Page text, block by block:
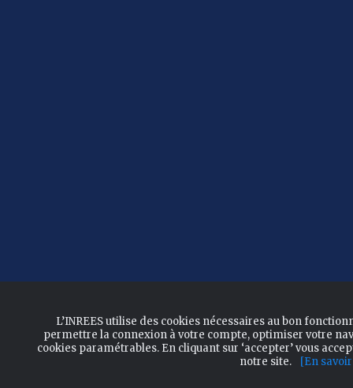
L’INREES utilise des cookies nécessaires au bon
permettre la connexion à votre compte, optimiser votre
cookies paramétrables. En cliquant sur ‘accepter’ vous
notre site.
[En